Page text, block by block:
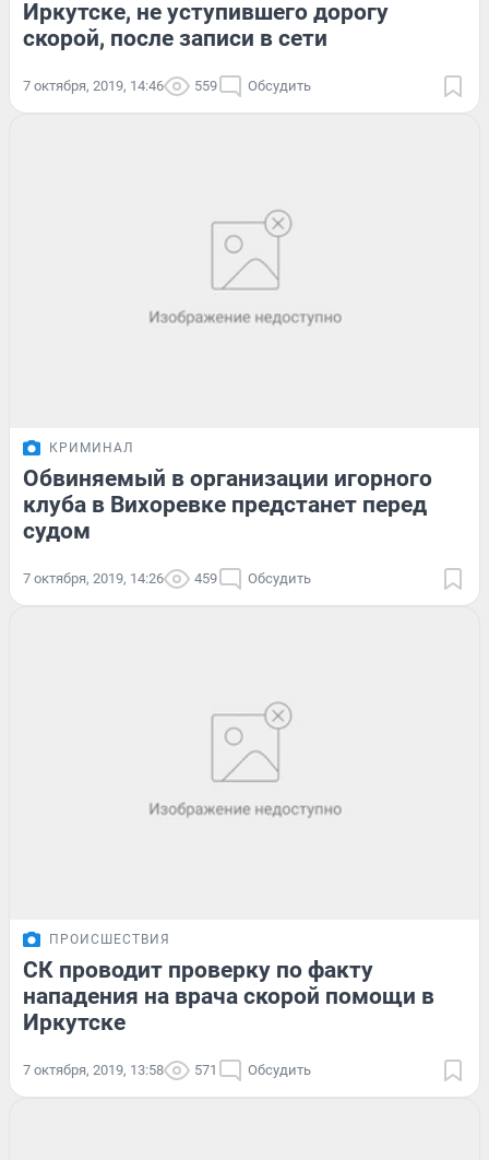
Иркутске, не уступившего дорогу
скорой, после записи в сети
7 октября, 2019, 14:46 559 Обсудить
КРИМИНАЛ
Обвиняемый в организации игорного
клуба в Вихоревке предстанет перед
судом
7 октября, 2019, 14:26 459 Обсудить
ПРОИСШЕСТВИЯ
СК проводит проверку по факту
нападения на врача скорой помощи в
Иркутске
7 октября, 2019, 13:58 571 Обсудить